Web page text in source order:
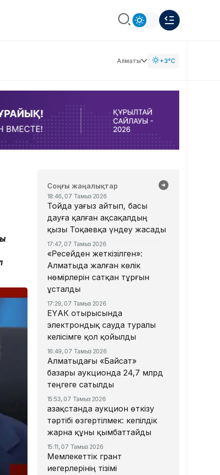
Алматы +3°C
Соңғы жаңалықтар
18:46, 07 Тамыз 2026
Тойда уағыз айтып, басы
дауға қалған ақсақалдың
қызы Тоқаевқа үндеу жасады
17:47, 07 Тамыз 2026
«Ресейден жеткізілген»:
Алматыда жалған көлік
нөмірлерін сатқан тұрғын
ұсталды
17:29, 07 Тамыз 2026
ЕҮАК отырысында
электрондық сауда туралы
келісімге қол қойылды
16:49, 07 Тамыз 2026
Алматыдағы «Байсат»
базары аукционда 24,7 млрд
теңгеге сатылды
15:53, 07 Тамыз 2026
Қазақстанда аукцион өткізу
тәртібі өзгертілмек: кепілдік
жарна құны қымбаттайды
15:11, 07 Тамыз 2026
Мемлекеттік грант
иегерлерінің тізімі